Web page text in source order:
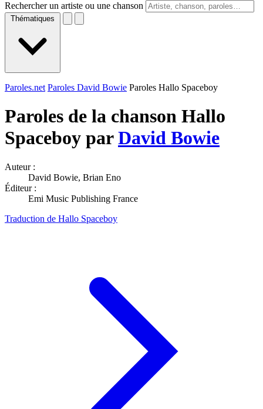
Rechercher un artiste ou une chanson
Thématiques
Paroles.net Paroles David Bowie Paroles Hallo Spaceboy
Paroles de la chanson Hallo
Spaceboy parDavid Bowie
Auteur :
David Bowie, Brian Eno
Éditeur :
Emi Music Publishing France
Traduction de Hallo Spaceboy